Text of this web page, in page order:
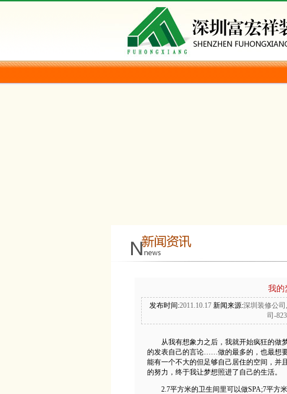
我的
发布时间:2011.10.17 新闻来源:深圳装修公
司-
从我有想象力之后，我就开始疯狂的做
的发表自己的言论……做的最多的，也最想
能有一个不大的但足够自己居住的空间，并
的努力，终于我让梦想照进了自己的生活。
2.7平方米的卫生间里可以做SPA;7平方